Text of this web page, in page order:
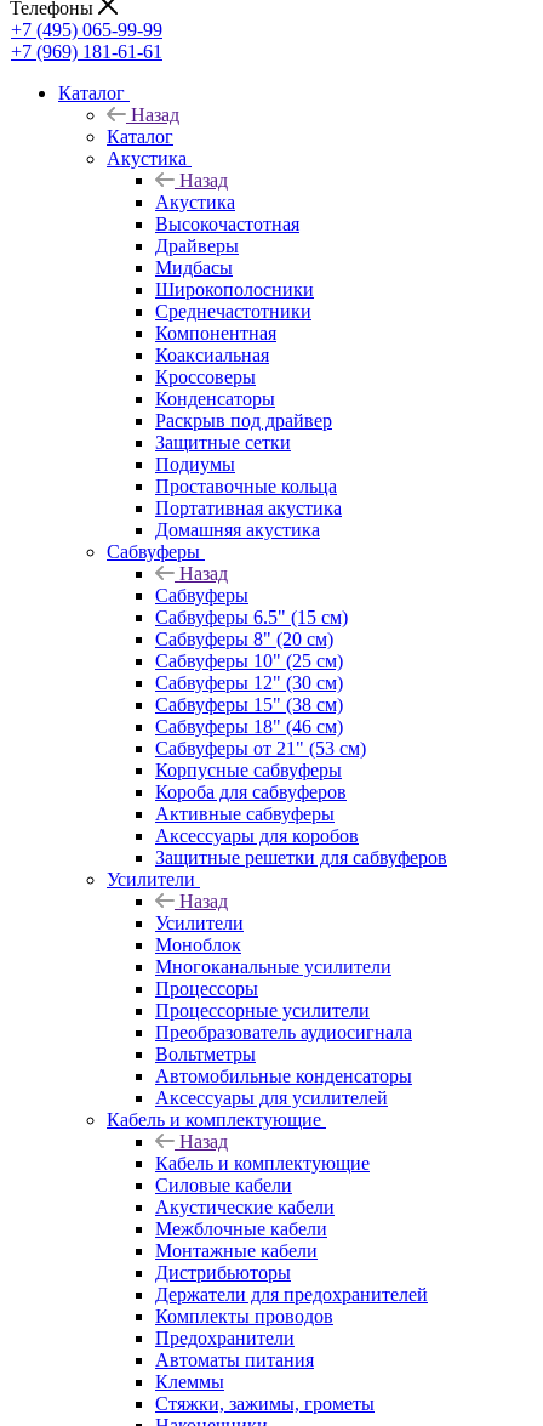
Телефоны
+7 (495) 065-99-99
+7 (969) 181-61-61
Каталог
Назад
Каталог
Акустика
Назад
Акустика
Высокочастотная
Драйверы
Мидбасы
Широкополосники
Среднечастотники
Компонентная
Коаксиальная
Кроссоверы
Конденсаторы
Раскрыв под драйвер
Защитные сетки
Подиумы
Проставочные кольца
Портативная акустика
Домашняя акустика
Сабвуферы
Назад
Сабвуферы
Сабвуферы 6.5" (15 см)
Сабвуферы 8" (20 см)
Сабвуферы 10" (25 см)
Сабвуферы 12" (30 см)
Сабвуферы 15" (38 см)
Сабвуферы 18" (46 см)
Сабвуферы от 21" (53 см)
Корпусные сабвуферы
Короба для сабвуферов
Активные сабвуферы
Аксессуары для коробов
Защитные решетки для сабвуферов
Усилители
Назад
Усилители
Моноблок
Многоканальные усилители
Процессоры
Процессорные усилители
Преобразователь аудиосигнала
Вольтметры
Автомобильные конденсаторы
Аксессуары для усилителей
Кабель и комплектующие
Назад
Кабель и комплектующие
Силовые кабели
Акустические кабели
Межблочные кабели
Монтажные кабели
Дистрибьюторы
Держатели для предохранителей
Комплекты проводов
Предохранители
Автоматы питания
Клеммы
Стяжки, зажимы, грометы